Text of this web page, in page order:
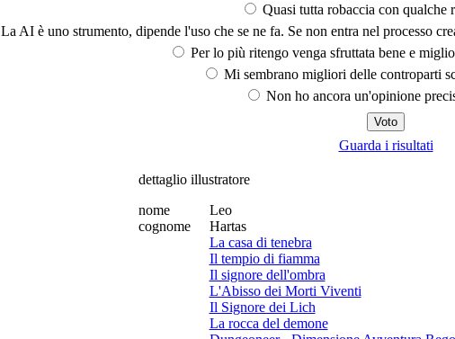
Quasi tutta robaccia con qualche
La AI è uno strumento, dipende l'uso che se ne fa. Se non entra nel processo
Per lo più ritengo venga sfruttata bene e
Mi sembrano migliori delle controparti
Non ho ancora un'opinione
Guarda i risultati
dettaglio illustratore
nome
Leo
cognome
Hartas
La casa di tenebra
Il tempio di fiamma
Il signore dell'ombra
L'Abisso dei Morti Viventi
Il Signore dei Lich
La rocca del demone